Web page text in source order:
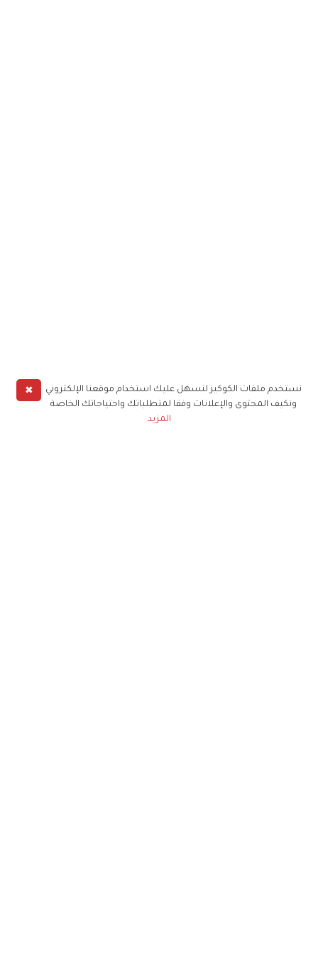
✖
نستخدم ملفات الكوكيز لنسهل عليك استخدام موقعنا الإلكتروني
ونكيف المحتوى والإعلانات وفقا لمتطلباتك واحتياجاتك الخاصة
المزيد